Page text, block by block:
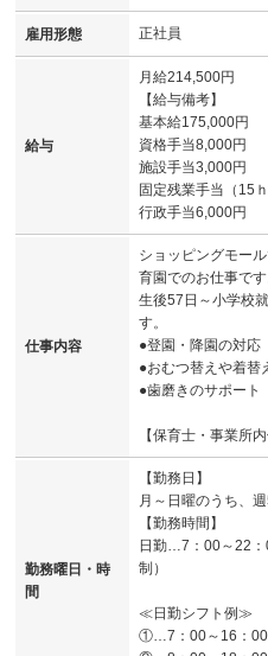
雇用形態 正社員
給与
月給214,500円
【給与備考】
基本給175,000円
資格手当8,000円
施設手当3,000円
固定残業手当（15
行政手当6,000円
仕事内容
ショッピングモー
育園でのお仕事です
生後57日～小学校
す。
●登園・降園の対応
●おむつ替えや着替
●歯磨きのサポート
【保育士・事業所
勤務曜日・時
間
【勤務日】
月～日曜のうち、
【勤務時間】
日勤…7：00～22：
制）
≪日勤シフト例≫
①…7：00～16：00